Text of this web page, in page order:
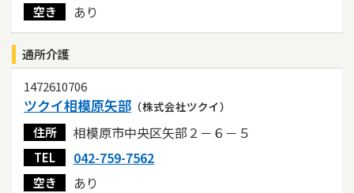
ベスト介護セレクト20・かながわ認証・市認証事業所を
する しない
空きのある事業所を上位に表示する
する しない
評価を受けている事業所を上位に表示する
する しない
空き あり
通所介護
1472610706
ツクイ相模原矢部 （株式会社ツクイ）
住所 相模原市中央区矢部２－６－５
TEL 042-759-7562
空き あり